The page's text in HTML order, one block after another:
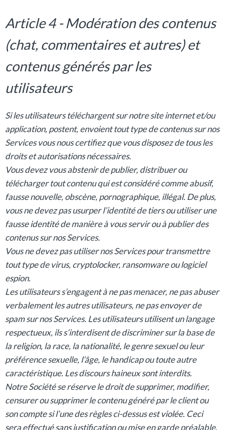
Article 4 - Modération des contenus
(chat, commentaires et autres) et
contenus générés par les
utilisateurs
Si les utilisateurs téléchargent sur notre site internet et/ou
application, postent, envoient tout type de contenus sur nos
Services vous nous certifiez que vous disposez de tous les
droits et autorisations nécessaires.
Vous devez vous abstenir de publier, distribuer ou
télécharger tout contenu qui est considéré comme abusif,
fausse nouvelle, obscène, pornographique, illégal. De plus,
vous ne devez pas usurper l’identité de tiers ou utiliser une
fausse identité de manière à vous servir ou à publier des
contenus sur nos Services.
Vous ne devez pas utiliser nos Services pour transmettre
tout type de virus, cryptolocker, ransomware ou logiciel
espion.
Les utilisateurs s’engagent à ne pas menacer, ne pas abuser
verbalement les autres utilisateurs, ne pas envoyer de
spam sur nos Services. Les utilisateurs utilisent un langage
respectueux, ils s’interdisent de discriminer sur la base de
la religion, la race, la nationalité, le genre sexuel ou leur
préférence sexuelle, l’âge, le handicap ou toute autre
caractéristique. Les discours haineux sont interdits.
Notre Société se réserve le droit de supprimer, modifier,
censurer ou supprimer le contenu généré par le client ou
son compte si l’une des règles ci-dessus est violée. Ceci
sera effectué sans justification ou mise en garde préalable.